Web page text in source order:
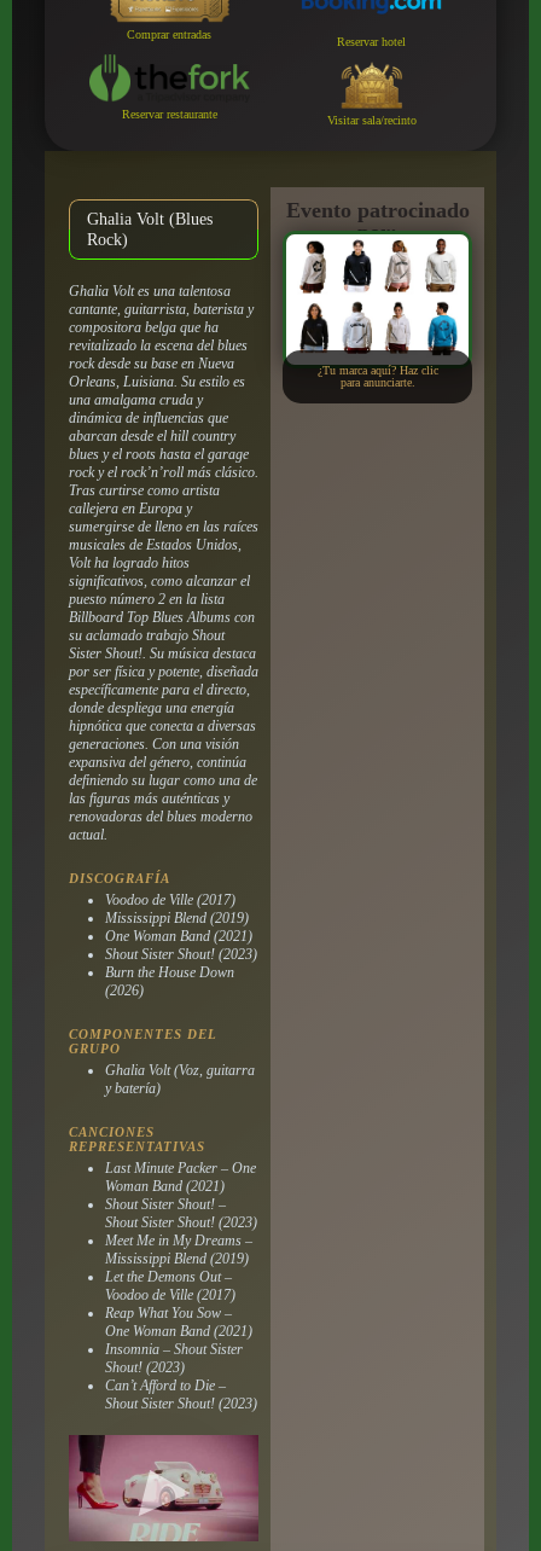
Comprar entradas
Reservar hotel
Reservar restaurante Visitar sala/recinto
Ghalia Volt (Blues
Rock)
Ghalia Volt es una talentosa
cantante, guitarrista, baterista y
compositora belga que ha
revitalizado la escena del blues
rock desde su base en Nueva
Orleans, Luisiana. Su estilo es
una amalgama cruda y
dinámica de influencias que
abarcan desde el hill country
blues y el roots hasta el garage
rock y el rock’n’roll más clásico.
Tras curtirse como artista
callejera en Europa y
sumergirse de lleno en las raíces
musicales de Estados Unidos,
Volt ha logrado hitos
significativos, como alcanzar el
puesto número 2 en la lista
Billboard Top Blues Albums con
su aclamado trabajo Shout
Sister Shout!. Su música destaca
por ser física y potente, diseñada
específicamente para el directo,
donde despliega una energía
hipnótica que conecta a diversas
generaciones. Con una visión
expansiva del género, continúa
definiendo su lugar como una de
las figuras más auténticas y
renovadoras del blues moderno
actual.
DISCOGRAFÍA
Voodoo de Ville (2017)
Mississippi Blend (2019)
One Woman Band (2021)
Shout Sister Shout! (2023)
Burn the House Down
(2026)
COMPONENTES DEL
GRUPO
Ghalia Volt (Voz, guitarra
y batería)
CANCIONES
REPRESENTATIVAS
Last Minute Packer – One
Woman Band (2021)
Shout Sister Shout! –
Shout Sister Shout! (2023)
Meet Me in My Dreams –
Mississippi Blend (2019)
Let the Demons Out –
Voodoo de Ville (2017)
Reap What You Sow –
One Woman Band (2021)
Insomnia – Shout Sister
Shout! (2023)
Can’t Afford to Die –
Shout Sister Shout! (2023)
Evento patrocinado
por:
¿Tu marca aquí? Haz clic
para anunciarte.